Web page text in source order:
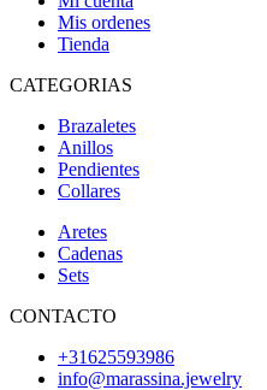
Mis ordenes
Tienda
CATEGORIAS
Brazaletes
Anillos
Pendientes
Collares
Aretes
Cadenas
Sets
CONTACTO
+31625593986
info@marassina.jewelry